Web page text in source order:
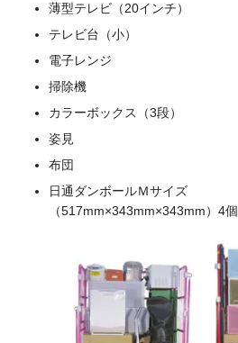
薄型テレビ（20インチ）
テレビ台（小）
電子レンジ
掃除機
カラーボックス（3段）
姿見
布団
日通ダンボールＭサイズ
（517mm×343mm×343mm）4個